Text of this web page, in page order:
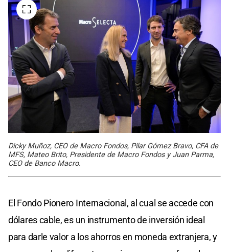
Dicky Muñoz, CEO de Macro Fondos, Pilar Gómez Bravo, CFA de
MFS, Mateo Brito, Presidente de Macro Fondos y Juan Parma,
CEO de Banco Macro.
El Fondo Pionero Internacional, al cual se accede con
dólares cable, es un instrumento de inversión ideal
para darle valor a los ahorros en moneda extranjera, y